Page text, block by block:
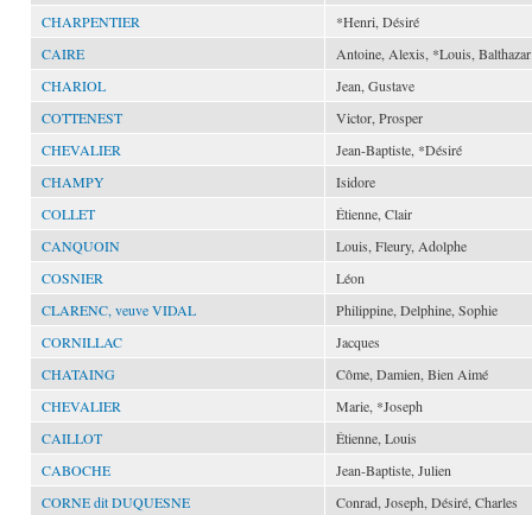
CHARPENTIER
*Henri, Désiré
CAIRE
Antoine, Alexis, *Louis, Balthazar
CHARIOL
Jean, Gustave
COTTENEST
Victor, Prosper
CHEVALIER
Jean-Baptiste, *Désiré
CHAMPY
Isidore
COLLET
Étienne, Clair
CANQUOIN
Louis, Fleury, Adolphe
COSNIER
Léon
CLARENC, veuve VIDAL
Philippine, Delphine, Sophie
CORNILLAC
Jacques
CHATAING
Côme, Damien, Bien Aimé
CHEVALIER
Marie, *Joseph
CAILLOT
Étienne, Louis
CABOCHE
Jean-Baptiste, Julien
CORNE dit DUQUESNE
Conrad, Joseph, Désiré, Charles